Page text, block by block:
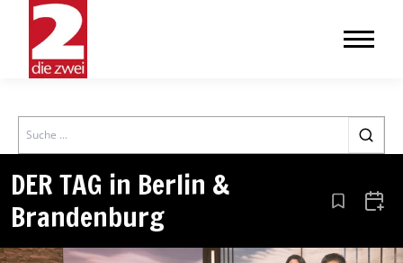
Search
DER TAG in Berlin &
Brandenburg
Aus den